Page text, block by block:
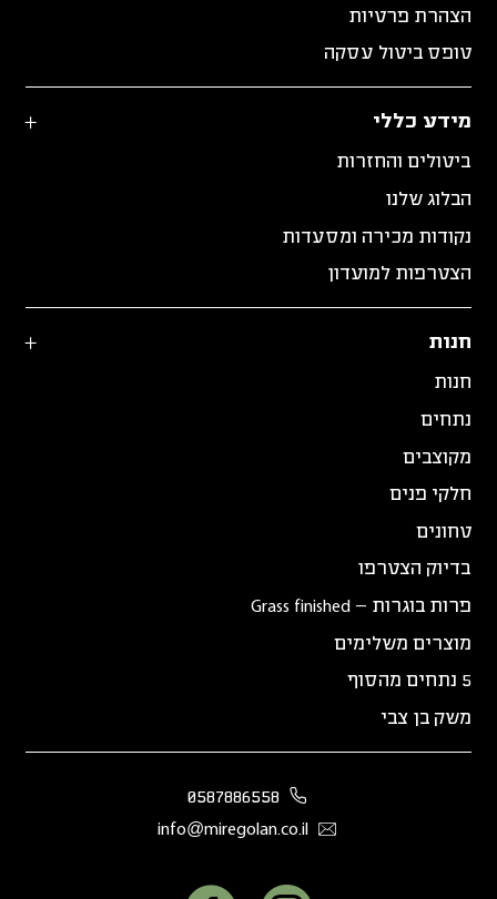
הצהרת פרטיות
טופס ביטול עסקה
מידע כללי
ביטולים והחזרות
הבלוג שלנו
נקודות מכירה ומסעדות
הצטרפות למועדון
חנות
חנות
נתחים
מקוצבים
חלקי פנים
טחונים
בדיוק הצטרפו
פרות בוגרות – Grass finished
מוצרים משלימים
5 נתחים מהסוף
משק בן צבי
0587886558
info@miregolan.co.il